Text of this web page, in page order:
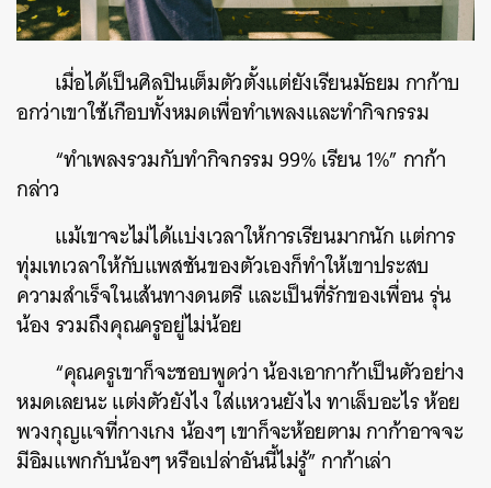
เมื่อได้เป็นศิลปินเต็มตัวตั้งแต่ยังเรียนมัธยม กาก้าบ
อกว่าเขาใช้เกือบทั้งหมดเพื่อทำเพลงและทำกิจกรรม
“ทำเพลงรวมกับทำกิจกรรม 99% เรียน 1%” กาก้า
กล่าว
แม้เขาจะไม่ได้แบ่งเวลาให้การเรียนมากนัก แต่การ
ทุ่มเทเวลาให้กับแพสชันของตัวเองก็ทำให้เขาประสบ
ความสำเร็จในเส้นทางดนตรี และเป็นที่รักของเพื่อน รุ่น
น้อง รวมถึงคุณครูอยู่ไม่น้อย
“คุณครูเขาก็จะชอบพูดว่า น้องเอากาก้าเป็นตัวอย่าง
หมดเลยนะ แต่งตัวยังไง ใส่แหวนยังไง ทาเล็บอะไร ห้อย
พวงกุญแจที่กางเกง น้องๆ เขาก็จะห้อยตาม กาก้าอาจจะ
มีอิมแพกกับน้องๆ หรือเปล่าอันนี้ไม่รู้” กาก้าเล่า